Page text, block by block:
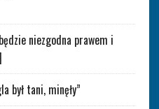
niezgodna prawem i
był tani, minęły”